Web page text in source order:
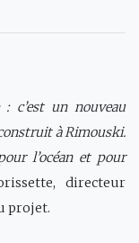
c’est un nouveau
à Rimouski.
l’océan et pour
directeur
projet.